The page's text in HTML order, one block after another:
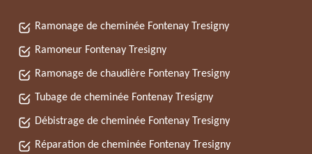
Ramonage de cheminée Fontenay Tresigny
Ramoneur Fontenay Tresigny
Ramonage de chaudière Fontenay Tresigny
Tubage de cheminée Fontenay Tresigny
Débistrage de cheminée Fontenay Tresigny
Réparation de cheminée Fontenay Tresigny